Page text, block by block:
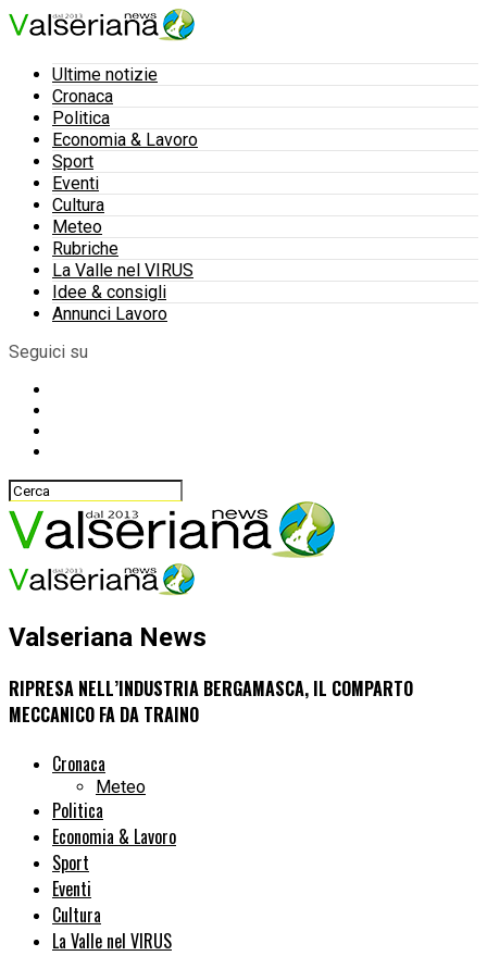
Ultime notizie
Cronaca
Politica
Economia & Lavoro
Sport
Eventi
Cultura
Meteo
Rubriche
La Valle nel VIRUS
Idee & consigli
Annunci Lavoro
Seguici su
Valseriana News
RIPRESA NELL’INDUSTRIA BERGAMASCA, IL COMPARTO
MECCANICO FA DA TRAINO
Cronaca
Meteo
Politica
Economia & Lavoro
Sport
Eventi
Cultura
La Valle nel VIRUS